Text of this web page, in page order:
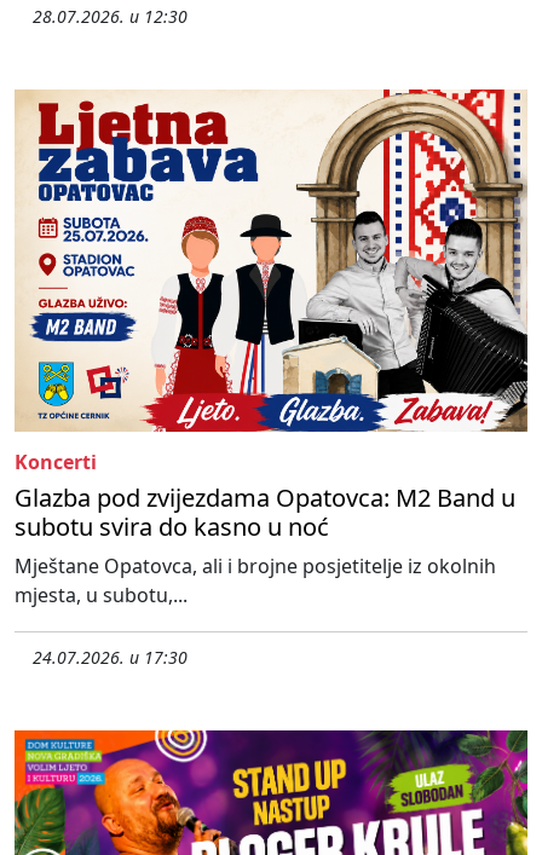
28.07.2026. u 12:30
Koncerti
Glazba pod zvijezdama Opatovca: M2 Band u
subotu svira do kasno u noć
Mještane Opatovca, ali i brojne posjetitelje iz okolnih
mjesta, u subotu,...
24.07.2026. u 17:30